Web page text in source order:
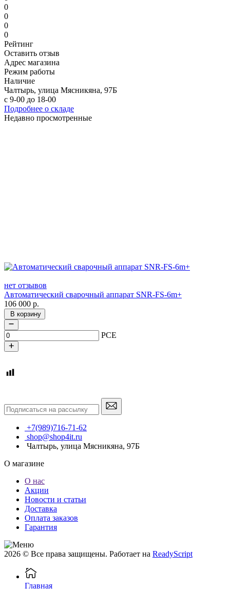
0
0
0
0
Рейтинг
Оставить отзыв
Адрес магазина
Режим работы
Наличие
Чалтырь, улица Мясникяна, 97Б
с 9-00 до 18-00
Подробнее о складе
Недавно просмотренные
нет отзывов
Автоматический сварочный аппарат SNR-FS-6m+
106 000 р.
В корзину
PCE
+7(989)716-71-62
shop@shop4it.ru
Чалтырь, улица Мясникяна, 97Б
О магазине
О нас
Акции
Новости и статьи
Доставка
Оплата заказов
Гарантия
2026 © Все права защищены. Работает на ReadyScript
Главная